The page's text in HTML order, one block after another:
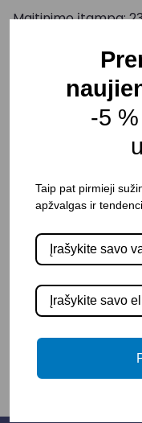
Maitinimo įtampa:
Gaubto skersmuo:
Spalva: Oranžinė/
Atsparumas
Pristatymo
SPALVA
Į
-5
Taip pat pirmieji
apžvalgas ir